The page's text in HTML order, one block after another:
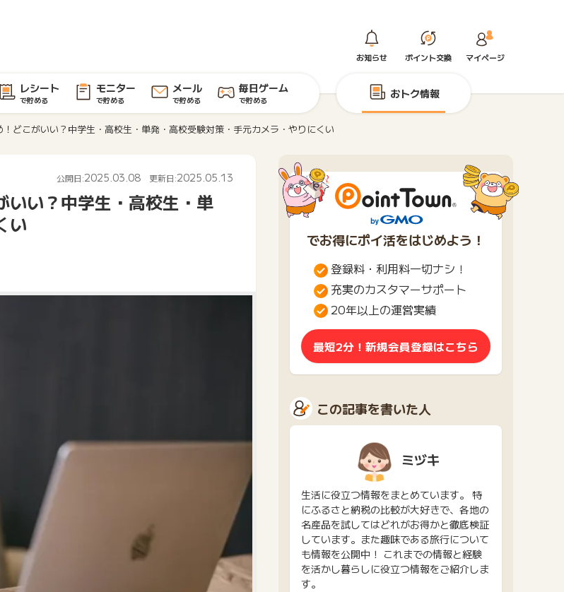
お知らせ ポイント交換 マイページ
レシート
で貯める
モニター
で貯める
メール
で貯める
毎日ゲーム
で貯める おトク情報
どこがいい？中学生・高校生・単発・高校受験対策・手元カメラ・やりにくい
公開日:2025.03.08 更新日:2025.05.13
いい？中学生・高校生・単
い
でお得にポイ活をはじめよう！
登録料・利用料一切ナシ！
充実のカスタマーサポート
20年以上の運営実績
最短2分！新規会員登録はこちら
この記事を書いた人
ミヅキ
生活に役立つ情報をまとめています。 特
にふるさと納税の比較が大好きで、各地の
名産品を試してはどれがお得かと徹底検証
しています。また趣味である旅行について
も情報を公開中！ これまでの情報と経験
を活かし暮らしに役立つ情報をご紹介しま
す。